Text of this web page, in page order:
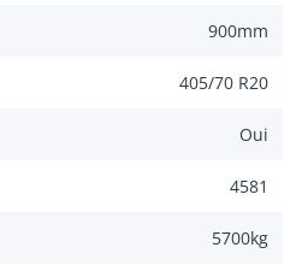
900mm
405/70 R20
Oui
4581
5700kg